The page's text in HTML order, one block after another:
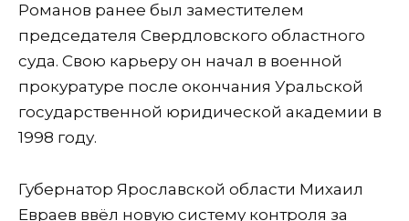
Романов ранее был заместителем
председателя Свердловского областного
суда. Свою карьеру он начал в военной
прокуратуре после окончания Уральской
государственной юридической академии в
1998 году.
Губернатор Ярославской области Михаил
Евраев ввёл новую систему контроля за